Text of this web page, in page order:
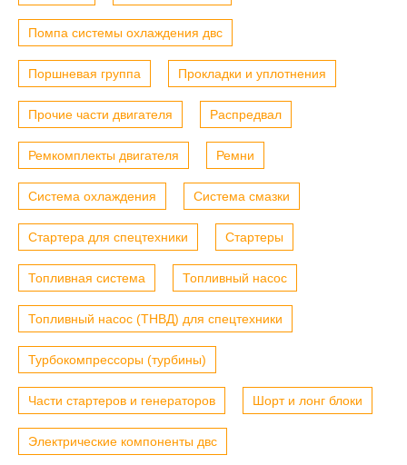
Помпа системы охлаждения двс
Поршневая группа Прокладки и уплотнения
Прочие части двигателя Распредвал
Ремкомплекты двигателя Ремни
Система охлаждения Система смазки
Стартера для спецтехники Стартеры
Топливная система Топливный насос
Топливный насос (ТНВД) для спецтехники
Турбокомпрессоры (турбины)
Части стартеров и генераторов Шорт и лонг блоки
Электрические компоненты двс